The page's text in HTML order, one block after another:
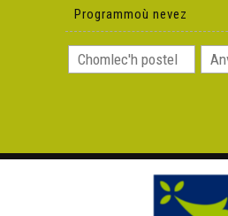
Programmoù nevez